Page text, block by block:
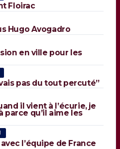
Floirac
Hugo Avogadro
en ville pour les
pas du tout percuté”
il vient à l’écurie, je
parce qu’il aime les
l’équipe de France